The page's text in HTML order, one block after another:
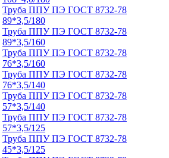
Труба ППУ ПЭ ГОСТ 8732-78
89*3,5/180
Труба ППУ ПЭ ГОСТ 8732-78
89*3,5/160
Труба ППУ ПЭ ГОСТ 8732-78
76*3,5/160
Труба ППУ ПЭ ГОСТ 8732-78
76*3,5/140
Труба ППУ ПЭ ГОСТ 8732-78
57*3,5/140
Труба ППУ ПЭ ГОСТ 8732-78
57*3,5/125
Труба ППУ ПЭ ГОСТ 8732-78
45*3,5/125